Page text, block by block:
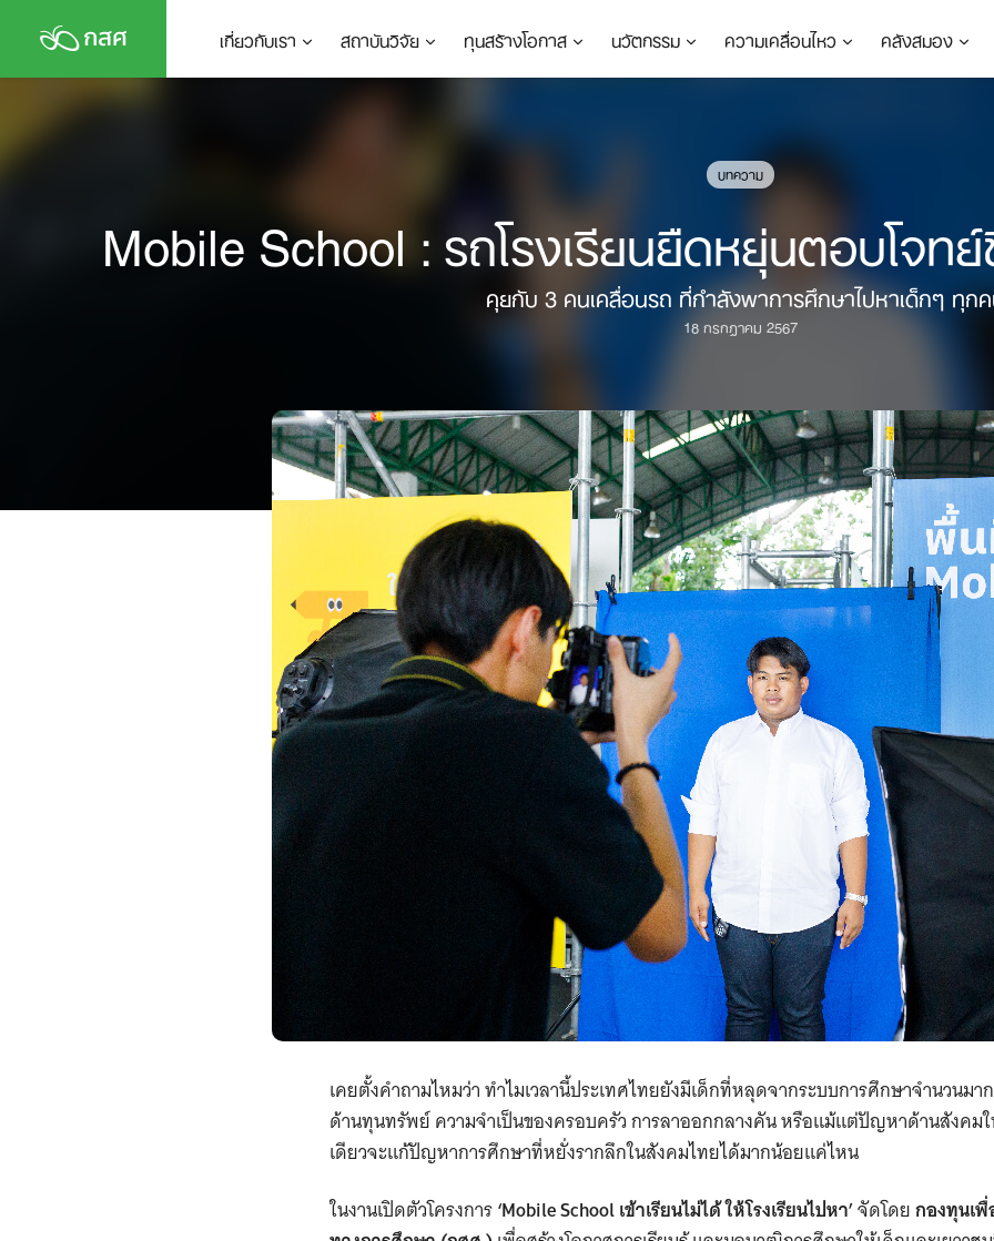
content
เกี่ยวกับเรา สถาบันวิจัย ทุนสร้างโอกาส นวัตกรรม ความเคลื่อนไหว คลังสมอง
บทความ
Mobile School : รถโรงเรียนยืดหยุ่นตอบโจ
คุยกับ 3 คนเคลื่อนรถ ที่กำลังพาการศึกษาไปหาเด็กๆ ทุก
18 กรกฎาคม 2567
เคยตั้งคำถามไหมว่า ทำไมเวลานี้ประเทศไทยยังมีเด็กที่หลุดจากระบบการศึกษาจำนวนมา
ด้านทุนทรัพย์ ความจำเป็นของครอบครัว การลาออกกลางคัน หรือแม้แต่ปัญหาด้านสังคมใ
เดียวจะแก้ปัญหาการศึกษาที่หยั่งรากลึกในสังคมไทยได้มากน้อยแค่ไหน
ในงานเปิดตัวโครงการ‘Mobile School เข้าเรียนไม่ได้ ให้โรงเรียนไปหา’จัดโดยกองทุนเ